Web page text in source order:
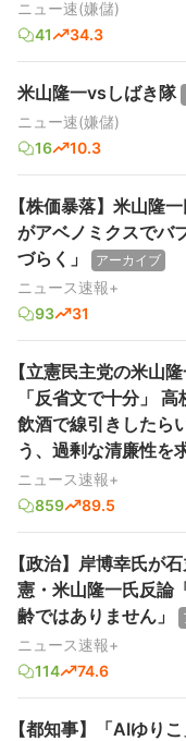
ニュー速(嫌儲)
41
34.3
米山隆一vsしばき隊
ニュー速(嫌儲)
16
10.3
【株価暴落】米山隆
がアベノミクスでバ
づらく」
アーカイブ
ニュース速報+
93
31
【立憲民主党の米山
「反省文で十分」
飲酒で線引きしたら
う、過剰な清廉性を
ニュース速報+
859
89.5
【政治】岸博幸氏が
憲・米山隆一氏反論
齢ではありません」
ニュース速報+
114
74.6
【都知事】「AIゆり